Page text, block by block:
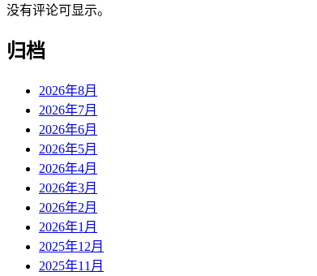
没有评论可显示。
归档
2026年8月
2026年7月
2026年6月
2026年5月
2026年4月
2026年3月
2026年2月
2026年1月
2025年12月
2025年11月